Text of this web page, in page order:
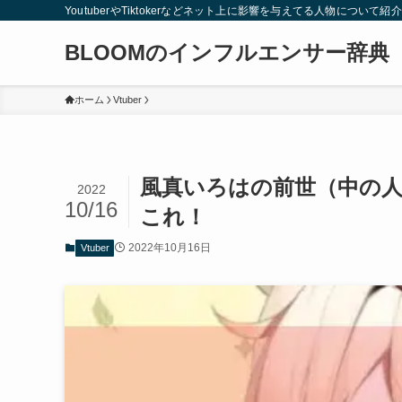
YoutuberやTiktokerなどネット上に影響を与えてる人物について紹
BLOOMのインフルエンサー辞典
ホーム Vtuber
風真いろはの前世（中の
これ！
2022
10/16
Vtuber 2022年10月16日